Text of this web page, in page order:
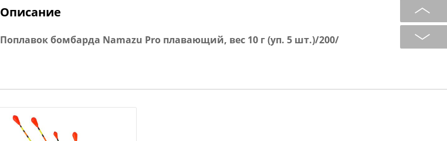
Описание
Поплавок бомбарда Namazu Pro плавающий, вес 10 г (уп. 5 шт.)/200/